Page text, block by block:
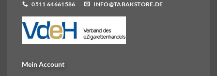
0511 64661586 INFO@TABAKSTORE.DE
Mein Account